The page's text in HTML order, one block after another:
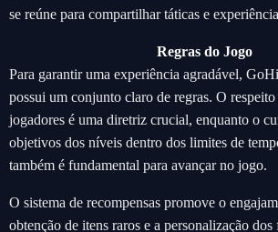
se reúne para compartilhar táticas e
Regras do Jogo
Para garantir uma experiência agradável,
possui um conjunto claro de regras. O
jogadores é uma diretriz crucial, enquanto o
objetivos dos níveis dentro dos limites de
também é fundamental para avançar no jogo.
O sistema de recompensas promove o
obtenção de itens raros e a personalização